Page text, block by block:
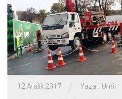
12 Aralık 2017 Yazar: Umit